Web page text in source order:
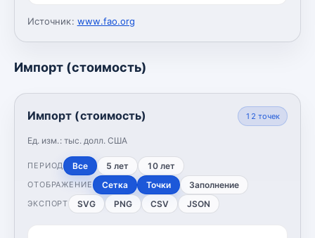
Источник: www.fao.org
Импорт (стоимость)
Импорт (стоимость)
Ед. изм.: тыс. долл. США
12 точек
ПЕРИОД Все 5 лет 10 лет
ОТОБРАЖЕНИЕ Сетка Точки Заполнение
ЭКСПОРТ SVG PNG CSV JSON